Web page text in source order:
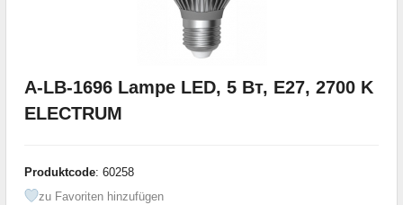
A-LB-1696 Lampe LED, 5 Вт, E27, 2700 K
ELECTRUM
Produktcode: 60258
zu Favoriten hinzufügen